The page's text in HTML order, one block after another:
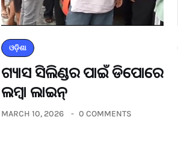
ଓଡ଼ିଶା
ଗ୍ୟାସ ସିଲିଣ୍ଡର ପାଇଁ ଡିପୋରେ
ଲମ୍ବା ଲାଇନ୍
MARCH 10, 2026 0 COMMENTS